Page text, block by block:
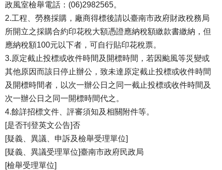
政風室檢舉電話：(06)2982565。
2.工程、勞務採購，廠商得標後請以臺南市政府財政稅務局
所開立之採購合約印花稅大額憑證應納稅額繳款書繳納，但
應納稅額100元以下者，可自行貼印花稅票。
3.原定截止投標或收件時間及開標時間，若因颱風等災變或
其他原因而該日停止辦公，致未達原定截止投標或收件時間
及開標時間者，以次一辦公日之同一截止投標或收件時間及
次一辦公日之同一開標時間代之。
4.餘詳招標文件、評審須知及相關附件等。
[是否刊登英文公告]否
[疑義、異議、申訴及檢舉受理單位]
[疑義、異議受理單位]臺南市政府民政局
[檢舉受理單位]